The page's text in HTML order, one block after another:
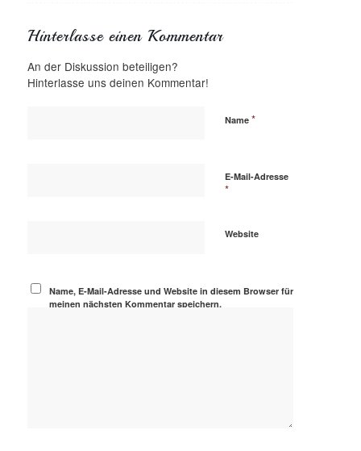
Hinterlasse einen Kommentar
An der Diskussion beteiligen?
Hinterlasse uns deinen Kommentar!
Name *
E-Mail-Adresse
*
Website
Name, E-Mail-Adresse und Website in diesem Browser für
meinen nächsten Kommentar speichern.